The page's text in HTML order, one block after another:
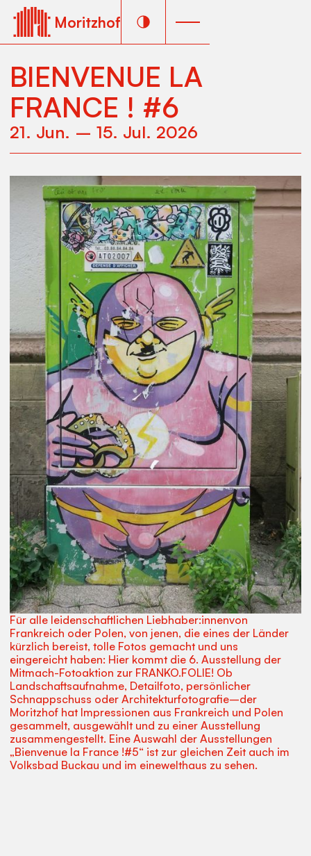
Moritzhof
BIENVENUE LA
FRANCE ! #6
21. Jun. – 15. Jul. 2026
Für alle leidenschaftlichen Liebhaber:innenvon
Frankreich oder Polen, von jenen, die eines der Länder
kürzlich bereist, tolle Fotos gemacht und uns
eingereicht haben: Hier kommt die 6. Ausstellung der
Mitmach-Fotoaktion zur FRANKO.FOLIE! Ob
Landschaftsaufnahme, Detailfoto, persönlicher
Schnappschuss oder Architekturfotografie–der
Moritzhof hat Impressionen aus Frankreich und Polen
gesammelt, ausgewählt und zu einer Ausstellung
zusammengestellt. Eine Auswahl der Ausstellungen
„Bienvenue la France !#5“ ist zur gleichen Zeit auch im
Volksbad Buckau und im einewelthaus zu sehen.